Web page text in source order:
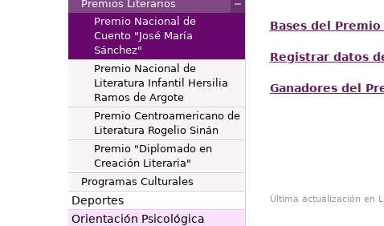
Bases del
Registrar datos
Ganadores del
Última actualización en
Premios Literarios
Premio Nacional de
Cuento "José María
Sánchez"
Premio Nacional de
Literatura Infantil Hersilia
Ramos de Argote
Premio Centroamericano de
Literatura Rogelio Sinán
Premio "Diplomado en
Creación Literaria"
Programas Culturales
Deportes
Orientación Psicológica